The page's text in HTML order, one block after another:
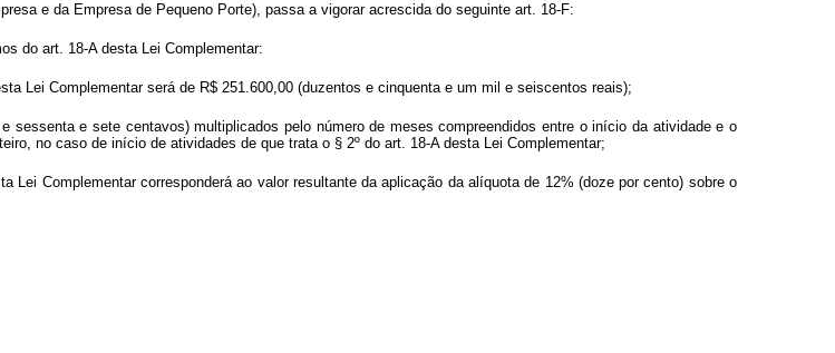
e da Empresa de Pequeno Porte), passa a vigorar acrescida do seguinte art. 18-F:
do art. 18-A desta Lei Complementar:
Lei Complementar será de R$ 251.600,00 (duzentos e cinquenta e um mil e seiscentos reais);
sessenta e sete centavos) multiplicados pelo número de meses compreendidos entre o início da atividade e o
no caso de início de atividades de que trata o § 2º do art. 18-A desta Lei Complementar;
Lei Complementar corresponderá ao valor resultante da aplicação da alíquota de 12% (doze por cento) sobre o